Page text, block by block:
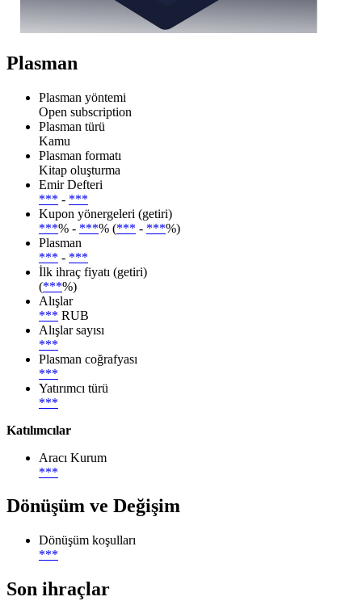
Plasman
Plasman yöntemi
Open subscription
Plasman türü
Kamu
Plasman formatı
Kitap oluşturma
Emir Defteri
*** - ***
Kupon yönergeleri (getiri)
***% - ***% (*** - ***%)
Plasman
*** - ***
İlk ihraç fiyatı (getiri)
(***%)
Alışlar
*** RUB
Alışlar sayısı
***
Plasman coğrafyası
***
Yatırımcı türü
***
Katılımcılar
Aracı Kurum
***
Dönüşüm ve Değişim
Dönüşüm koşulları
***
Son ihraçlar